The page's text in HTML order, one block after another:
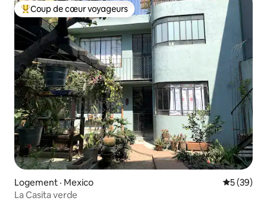
Coup de cœur voyageurs parmi les plus aimés
Coup de cœur voyageurs
Logement · Mexico Note
5 (39)
La Casita verde